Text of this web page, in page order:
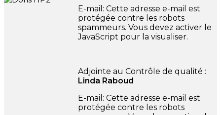
E-mail: Cette adresse e-mail est
protégée contre les robots
spammeurs. Vous devez activer le
JavaScript pour la visualiser.
Adjointe au Contrôle de qualité :
Linda Raboud
E-mail: Cette adresse e-mail est
protégée contre les robots